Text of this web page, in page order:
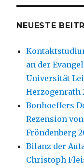
NEUESTE
an der
Universität
Herzogenrath
Bonhoeffers
Rezension
Fröndenberg
Bilanz der
Christoph